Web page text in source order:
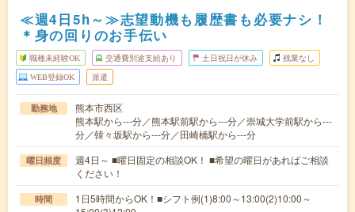
≪週4日5h～≫志望動機も履歴書も必要ナシ！
＊身の回りのお手伝い
職種未経験OK 交通費別途支給あり 土日祝日が休み 残業なし
WEB登録OK 派遣
勤務地
熊本市西区
熊本駅から---分／熊本駅前駅から---分／崇城大学前駅から---
分／韓々坂駅から---分／田崎橋駅から---分
曜日頻度
週4日～ ■曜日固定の相談OK！ ■希望の曜日があればご相談
ください！
時間
1日5時間からOK！■シフト例(1)8:00～13:00(2)10:00～